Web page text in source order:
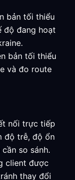
bản tối thiểu
độ đang hoạt
bản tối thiểu
và đo route
nối trực tiếp
độ trễ, độ ổn
so sánh.
client được
thay đổi